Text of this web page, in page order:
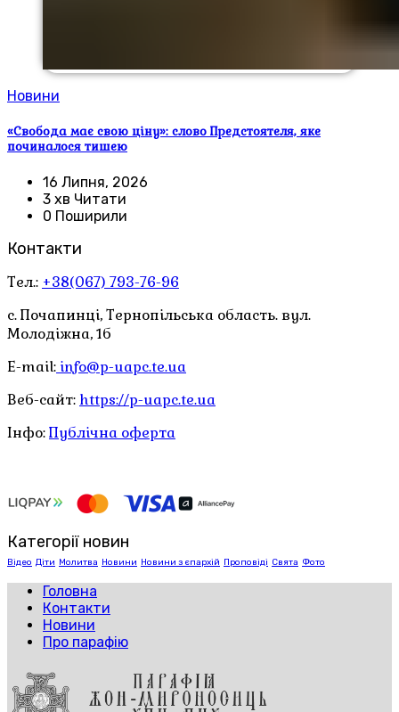
Новини
«Свобода має свою ціну»: слово Предстоятеля, яке
починалося тишею
16 Липня, 2026
3 хв Читати
0 Поширили
Контакти
Тел.: +38(067) 793-76-96
с. Почапинці, Тернопільська область. вул.
Молодіжна, 1б
E-mail: info@p-uapc.te.ua
Веб-сайт: https://p-uapc.te.ua
Інфо:Публічна оферта
Категорії новин
Відео Діти Молитва Новини Новини з єпархій Проповіді Свята Фото
Головна
Контакти
Новини
Про парафію